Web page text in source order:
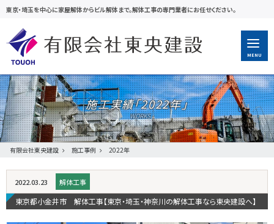
東京・埼玉を中心に家屋解体からビル解体まで。解体工事の専門業者にお任せください。
MENU
施工実績「2022年」
有限会社東央建設 施工事例 2022年
2022.03.23 解体工事
東京都小金井市 解体工事【東京・埼玉・神奈川の解体工事なら東央建設へ】